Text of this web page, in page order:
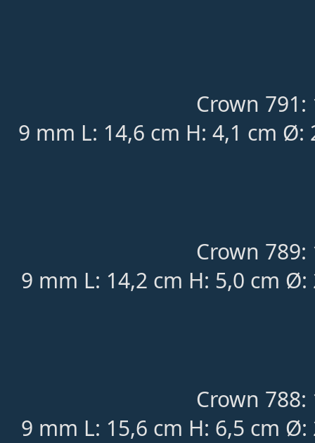
Crown 791:
9 mm L: 14,6 cm H: 4,1 cm
Crown 789:
9 mm L: 14,2 cm H: 5,0 cm
Crown 788:
9 mm L: 15,6 cm H: 6,5 cm